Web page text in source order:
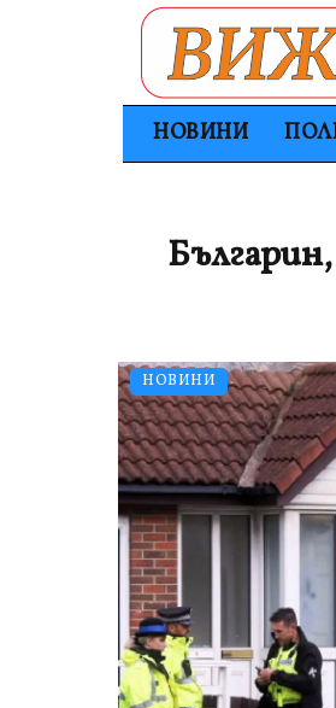
НОВИНИ
НОВИНИ